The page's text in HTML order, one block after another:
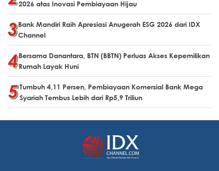
2026 atas Inovasi Pembiayaan Hijau
Bank Mandiri Raih Apresiasi Anugerah ESG 2026 dari IDX
Channel
Bersama Danantara, BTN (BBTN) Perluas Akses Kepemilikan
Rumah Layak Huni
Tumbuh 4,11 Persen, Pembiayaan Komersial Bank Mega
Syariah Tembus Lebih dari Rp5,9 Triliun